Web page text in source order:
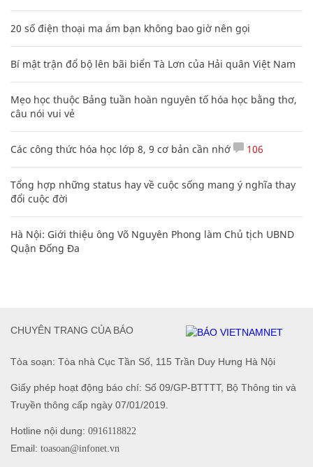
20 số điện thoại ma ám bạn không bao giờ nên gọi
Bí mật trận đổ bộ lên bãi biển Tà Lơn của Hải quân Việt Nam
Mẹo học thuộc Bảng tuần hoàn nguyên tố hóa học bằng thơ,
câu nói vui vẻ
Các công thức hóa học lớp 8, 9 cơ bản cần nhớ 106
Tổng hợp những status hay về cuộc sống mang ý nghĩa thay
đổi cuộc đời
Hà Nội: Giới thiệu ông Võ Nguyên Phong làm Chủ tịch UBND
Quận Đống Đa
Tòa soạn: Tòa nhà Cục Tần Số, 115 Trần Duy Hưng Hà Nội
Giấy phép hoạt động báo chí: Số 09/GP-BTTTT, Bộ Thông tin và
Truyền thông cấp ngày 07/01/2019.
Hotline nội dung: 0916118822
Email: toasoan@infonet.vn
CHUYÊN TRANG CỦA BÁO